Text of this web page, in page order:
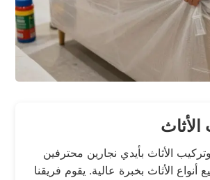
الأثاث بأيدي نجارين محترفين
أنواع الأثاث بخبرة عالية. يقوم فريقنا